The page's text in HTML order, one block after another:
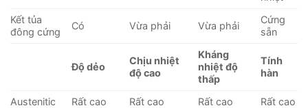
Kết tủa
đông cứng
Có Vừa phải Vừa phải
Cứng
sẵn
Độ dẻo
Chịu nhiệt
độ cao
Kháng
nhiệt độ
thấp
Tính
hàn
Austenitic Rất cao Rất cao Rất cao
Rất cao